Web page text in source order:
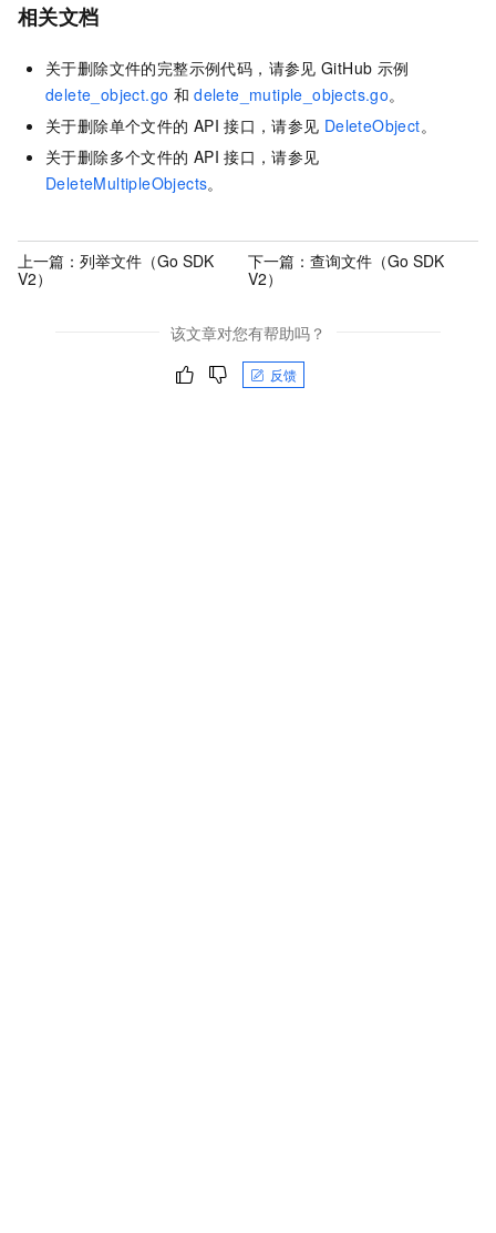
相关文档
关于删除文件的完整示例代码，请参见 GitHub 示例
delete_object.go 和 delete_mutiple_objects.go。
关于删除单个文件的 API 接口，请参见 DeleteObject。
关于删除多个文件的 API 接口，请参见
DeleteMultipleObjects。
上一篇： 列举文件（Go SDK
V2）
下一篇： 查询文件（Go SDK
V2）
该文章对您有帮助吗？
反馈